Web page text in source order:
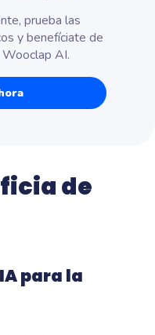
prueba las
y benefíciate de
AI.
de
para la